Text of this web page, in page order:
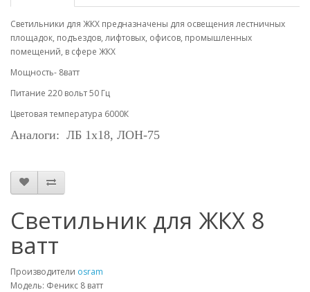
Светильники для ЖКХ предназначены для освещения лестничных
площадок, подъездов, лифтовых, офисов, промышленных
помещений, в сфере ЖКХ
Мощность- 8ватт
Питание 220 вольт 50 Гц
Цветовая температура 6000К
Аналоги: ЛБ 1х18, ЛОН-75
Светильник для ЖКХ 8
ватт
Производители osram
Модель: Феникс 8 ватт